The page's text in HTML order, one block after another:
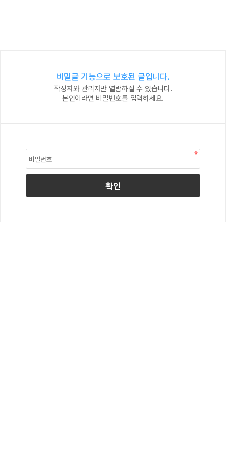
비밀글 기능으로 보호된 글입니다.
작성자와 관리자만 열람하실 수 있습니다.
본인이라면 비밀번호를 입력하세요.